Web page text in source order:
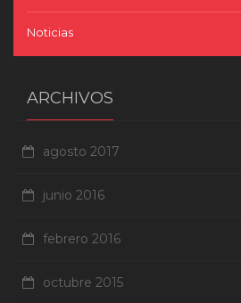
Noticias
ARCHIVOS
agosto 2017
junio 2016
febrero 2016
octubre 2015